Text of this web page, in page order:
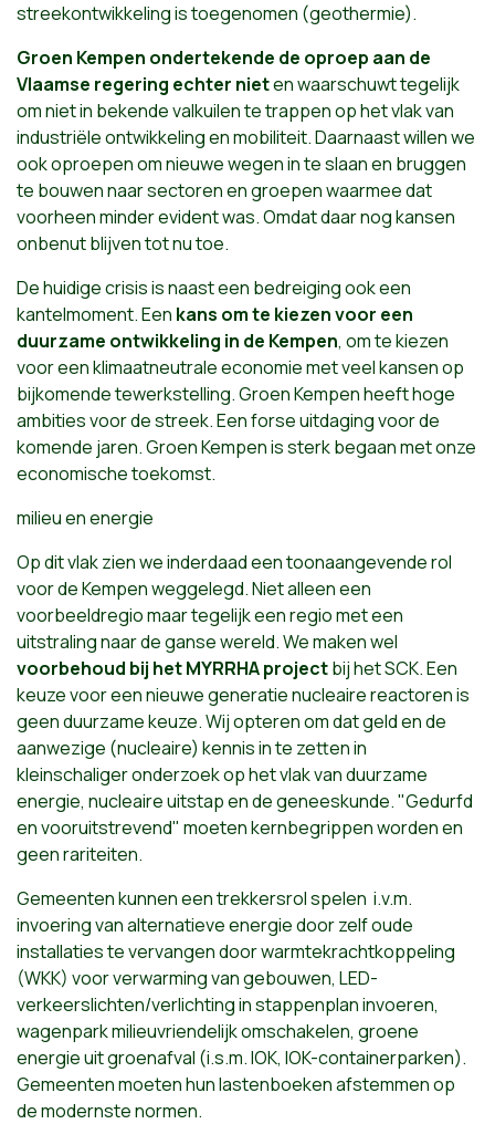
streekontwikkeling is toegenomen (geothermie).
Groen Kempen ondertekende de oproep aan de
Vlaamse regering echter nieten waarschuwt tegelijk
om niet in bekende valkuilen te trappen op het vlak van
industriële ontwikkeling en mobiliteit. Daarnaast willen we
ook oproepen om nieuwe wegen in te slaan en bruggen
te bouwen naar sectoren en groepen waarmee dat
voorheen minder evident was. Omdat daar nog kansen
onbenut blijven tot nu toe.
De huidige crisis is naast een bedreiging ook een
kantelmoment. Een kans om te kiezen voor een
duurzame ontwikkeling in de Kempen, om te kiezen
voor een klimaatneutrale economie met veel kansen op
bijkomende tewerkstelling. Groen Kempen heeft hoge
ambities voor de streek. Een forse uitdaging voor de
komende jaren. Groen Kempen is sterk begaan met onze
economische toekomst.
milieu en energie
Op dit vlak zien we inderdaad een toonaangevende rol
voor de Kempen weggelegd. Niet alleen een
voorbeeldregio maar tegelijk een regio met een
uitstraling naar de ganse wereld. We maken wel
voorbehoud bij het MYRRHA projectbij het SCK. Een
keuze voor een nieuwe generatie nucleaire reactoren is
geen duurzame keuze. Wij opteren om dat geld en de
aanwezige (nucleaire) kennis in te zetten in
kleinschaliger onderzoek op het vlak van duurzame
energie, nucleaire uitstap en de geneeskunde. "Gedurfd
en vooruitstrevend" moeten kernbegrippen worden en
geen rariteiten.
Gemeenten kunnen een trekkersrol spelen i.v.m.
invoering van alternatieve energie door zelf oude
installaties te vervangen door warmtekrachtkoppeling
(WKK) voor verwarming van gebouwen, LED-
verkeerslichten/verlichting in stappenplan invoeren,
wagenpark milieuvriendelijk omschakelen, groene
energie uit groenafval (i.s.m. IOK, IOK-containerparken).
Gemeenten moeten hun lastenboeken afstemmen op
de modernste normen.